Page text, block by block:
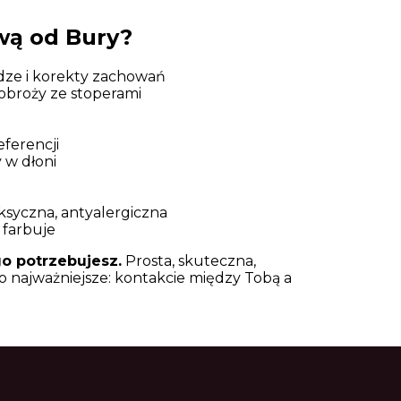
od Bury?
i korekty zachowań
ze stoperami
dłoni
antyalergiczna
farbuje
potrzebujesz. Prosta, skuteczna,
kontakcie między Tobą a